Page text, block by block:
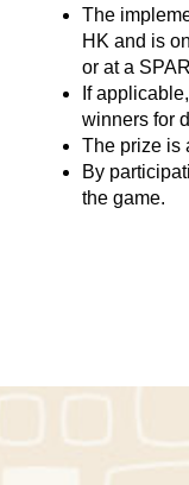
The
HK and is
or at a
If
winners for
The prize is
By
the game.